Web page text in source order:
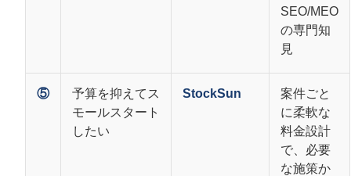
SEO/MEO
の専門知
見
⑤
予算を抑えてス
モールスタート
したい
StockSun
案件ごと
に柔軟な
料金設計
で、必要
な施策か